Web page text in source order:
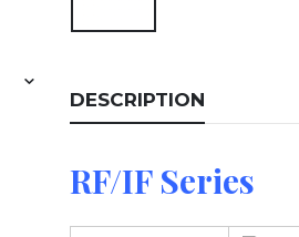
DESCRIPTION
RF/IF Series